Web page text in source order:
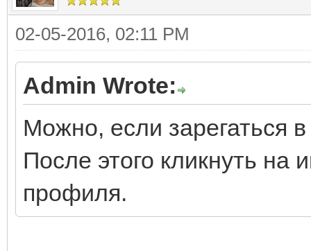
02-05-2016, 02:11 PM
Admin Wrote:
Можно, если зарегаться
После этого кликнуть на
профиля.